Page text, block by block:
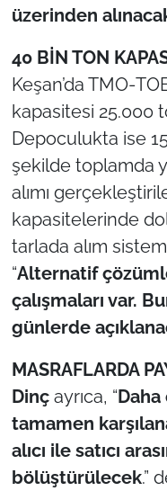
üzerinden
40 BİN TON
Keşan’da
kapasitesi 25.000
Depoculukta ise
şekilde toplamda
alımı
kapasitelerinde
tarlada alım
“Alternatif
çalışmaları var.
günlerde
MASRAFLARDA
Dinç ayrıca, “Daha
tamamen
alıcı ile satıcı
bölüştürülecek.”
Dış Haberler
Magazin
İş Dünyası
Bilim Teknoloji
English News
Canlı Maç
Finans
Genel-A
Gündem-Eğitim